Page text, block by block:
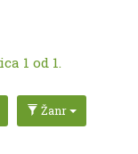
1 od 1.
Žanr